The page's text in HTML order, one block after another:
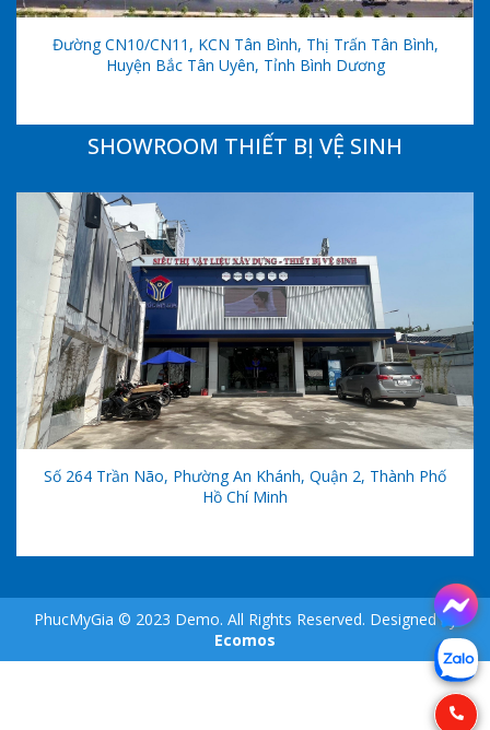
Đường CN10/CN11, KCN Tân Bình, Thị Trấn Tân Bình,
Huyện Bắc Tân Uyên, Tỉnh Bình Dương
SHOWROOM THIẾT BỊ VỆ SINH
Số 264 Trần Não, Phường An Khánh, Quận 2, Thành Phố
Hồ Chí Minh
PhucMyGia © 2023 Demo. All Rights Reserved. Designed by
Ecomos